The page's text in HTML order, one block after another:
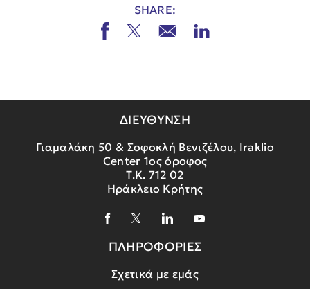
SHARE:
ΔΙΕΥΘΥΝΣΗ
Γιαμαλάκη 50 & Σοφοκλή Βενιζέλου, Iraklio
Center 1ος όροφος
Τ.Κ. 712 02
Ηράκλειο Κρήτης
ΠΛΗΡΟΦΟΡΙΕΣ
Σχετικά με εμάς